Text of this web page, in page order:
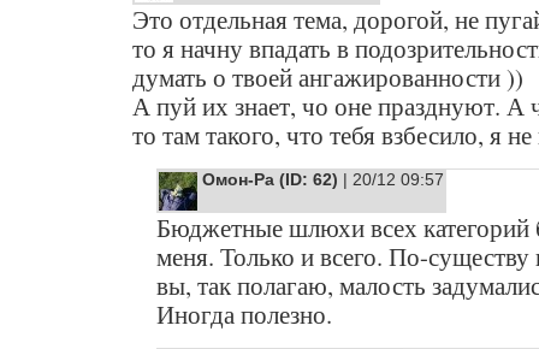
Это отдельная тема, дорогой, не
то я начну впадать в
думать о твоей ангажированности ))
А пуй их знает, чо оне празднуют. А
то там такого, что тебя взбесило, я
Омон-Ра (ID: 62) | 20/12 09:57
Бюджетные шлюхи всех категорий
меня. Только и всего. По-существу
вы, так полагаю, малость
Иногда полезно.